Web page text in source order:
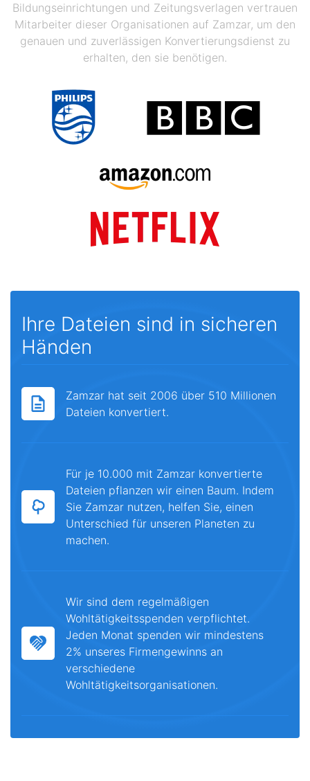
Bildungseinrichtungen und Zeitungsverlagen vertrauen
Mitarbeiter dieser Organisationen auf Zamzar, um den
genauen und zuverlässigen Konvertierungsdienst zu
erhalten, den sie benötigen.
Ihre Dateien sind in sicheren
Händen
Zamzar hat seit 2006 über 510 Millionen
Dateien konvertiert.
Für je 10.000 mit Zamzar konvertierte
Dateien pflanzen wir einen Baum. Indem
Sie Zamzar nutzen, helfen Sie, einen
Unterschied für unseren Planeten zu
machen.
Wir sind dem regelmäßigen
Wohltätigkeitsspenden verpflichtet.
Jeden Monat spenden wir mindestens
2% unseres Firmengewinns an
verschiedene
Wohltätigkeitsorganisationen.